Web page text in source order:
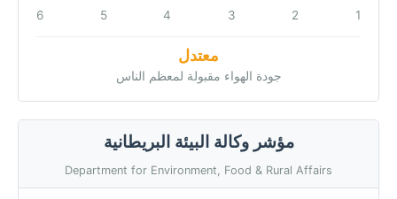
1
2
3
4
5
6
معتدل
جودة الهواء مقبولة لمعظم الناس
مؤشر وكالة البيئة البريطانية
Department for Environment, Food & Rural Affairs